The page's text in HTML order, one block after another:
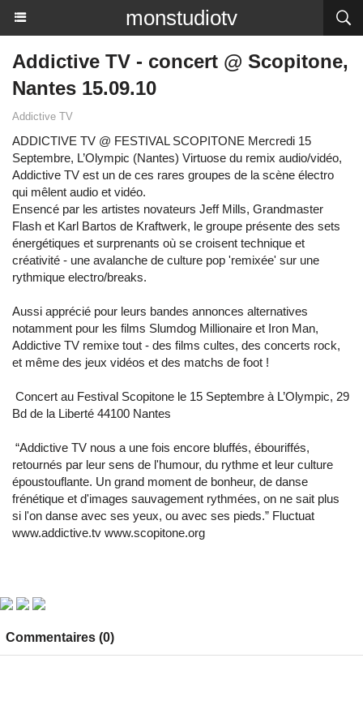
monstudiotv
Addictive TV - concert @ Scopitone,
Nantes 15.09.10
Addictive TV
ADDICTIVE TV @ FESTIVAL SCOPITONE Mercredi 15
Septembre, L’Olympic (Nantes) Virtuose du remix audio/vidéo,
Addictive TV est un de ces rares groupes de la scène électro
qui mêlent audio et vidéo.
Ensencé par les artistes novateurs Jeff Mills, Grandmaster
Flash et Karl Bartos de Kraftwerk, le groupe présente des sets
énergétiques et surprenants où se croisent technique et
créativité - une avalanche de culture pop 'remixée' sur une
rythmique electro/breaks.
Aussi apprécié pour leurs bandes annonces alternatives
notamment pour les films Slumdog Millionaire et Iron Man,
Addictive TV remixe tout - des films cultes, des concerts rock,
et même des jeux vidéos et des matchs de foot !
Concert au Festival Scopitone le 15 Septembre à L’Olympic, 29
Bd de la Liberté 44100 Nantes
“Addictive TV nous a une fois encore bluffés, ébouriffés,
retournés par leur sens de l'humour, du rythme et leur culture
époustouflante. Un grand moment de bonheur, de danse
frénétique et d'images sauvagement rythmées, on ne sait plus
si l'on danse avec ses yeux, ou avec ses pieds.” Fluctuat
www.addictive.tv www.scopitone.org
Commentaires (0)